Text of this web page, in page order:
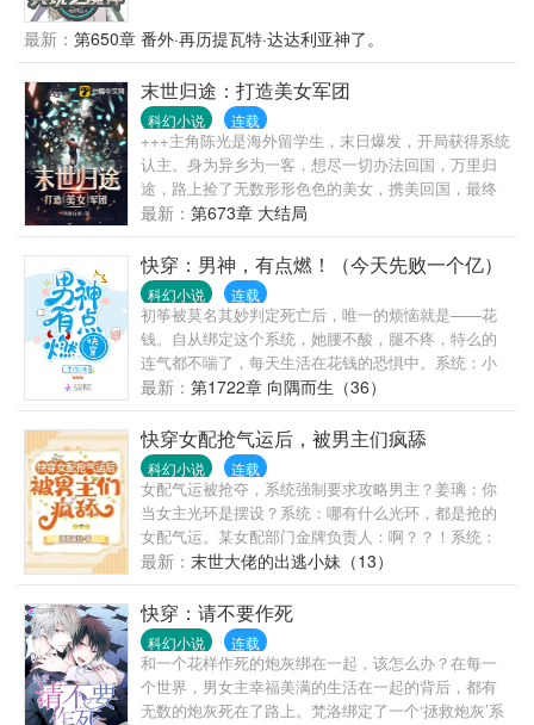
哪里是什么神之心啊。分明是具现权柄才是。来自蓝
星高位格的具现权柄，在林羽的使用之下，会在处于
魔神战争时期的提瓦特世界，产生怎样的火花呢？
最新： 第650章 番外·再历提瓦特·达达利亚神了。
末世归途：打造美女军团
科幻小说 连载
+++主角陈光是海外留学生，末日爆发，开局获得系统
认主。身为异乡为一客，想尽一切办法回国，万里归
途，路上捡了无数形形色色的美女，携美回国，最终
成就人类巅峰。
最新： 第673章 大结局
快穿：男神，有点燃！（今天先败一个亿）
科幻小说 连载
初筝被莫名其妙判定死亡后，唯一的烦恼就是——花
钱。自从绑定这个系统，她腰不酸，腿不疼，特么的
连气都不喘了，每天生活在花钱的恐惧中。系统：小
姐姐你不要随便开启无敌模式！(▼皿▼#)系统：我们
定个小目标，先败它一个亿！初筝：说好败家，这莫
名其妙的男人是怎么回事？都别拦着我！我要去征服
世界！某男主：（迅改名）我姓世名界。#小姐姐，有
钱真的可以为所欲为，了解一下#
最新： 第1722章 向隅而生（36）
快穿女配抢气运后，被男主们疯舔
科幻小说 连载
女配气运被抢夺，系统强制要求攻略男主？姜璃：你
当女主光环是摆设？系统：哪有什么光环，都是抢的
女配气运。某女配部门金牌负责人：啊？？！系统：
没事哒没事哒，抢回来就好啦~某人：怎么，你不会以
为我还在等你吧？姜璃：我哪有这么自作多情。某人
一把就拉住了：回来！这次，不许再离开我。师尊：
我是你师傅，也只能是你师傅姜璃：师尊别急，我找
师兄成个亲先师尊：？你敢魔君：去哪了？某锦鲤：
天上......好多漂亮的男仙君......魔君：？公主：我懂我
懂，我知道你不想碰我（端起药碗一口闷），你放
最新： 末世大佬的出逃小妹（13）
快穿：请不要作死
科幻小说 连载
和一个花样作死的炮灰绑在一起，该怎么办？在每一
个世界，男女主幸福美满的生活在一起的背后，都有
无数的炮灰死在了路上。梵洛绑定了一个‘拯救炮灰’系